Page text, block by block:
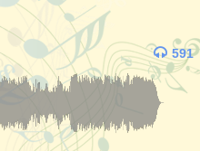
591